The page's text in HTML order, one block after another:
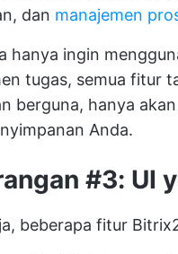
dan manajemen
hanya ingin
tugas, semua fitur
berguna, hanya
Anda.
#3: UI
beberapa fitur